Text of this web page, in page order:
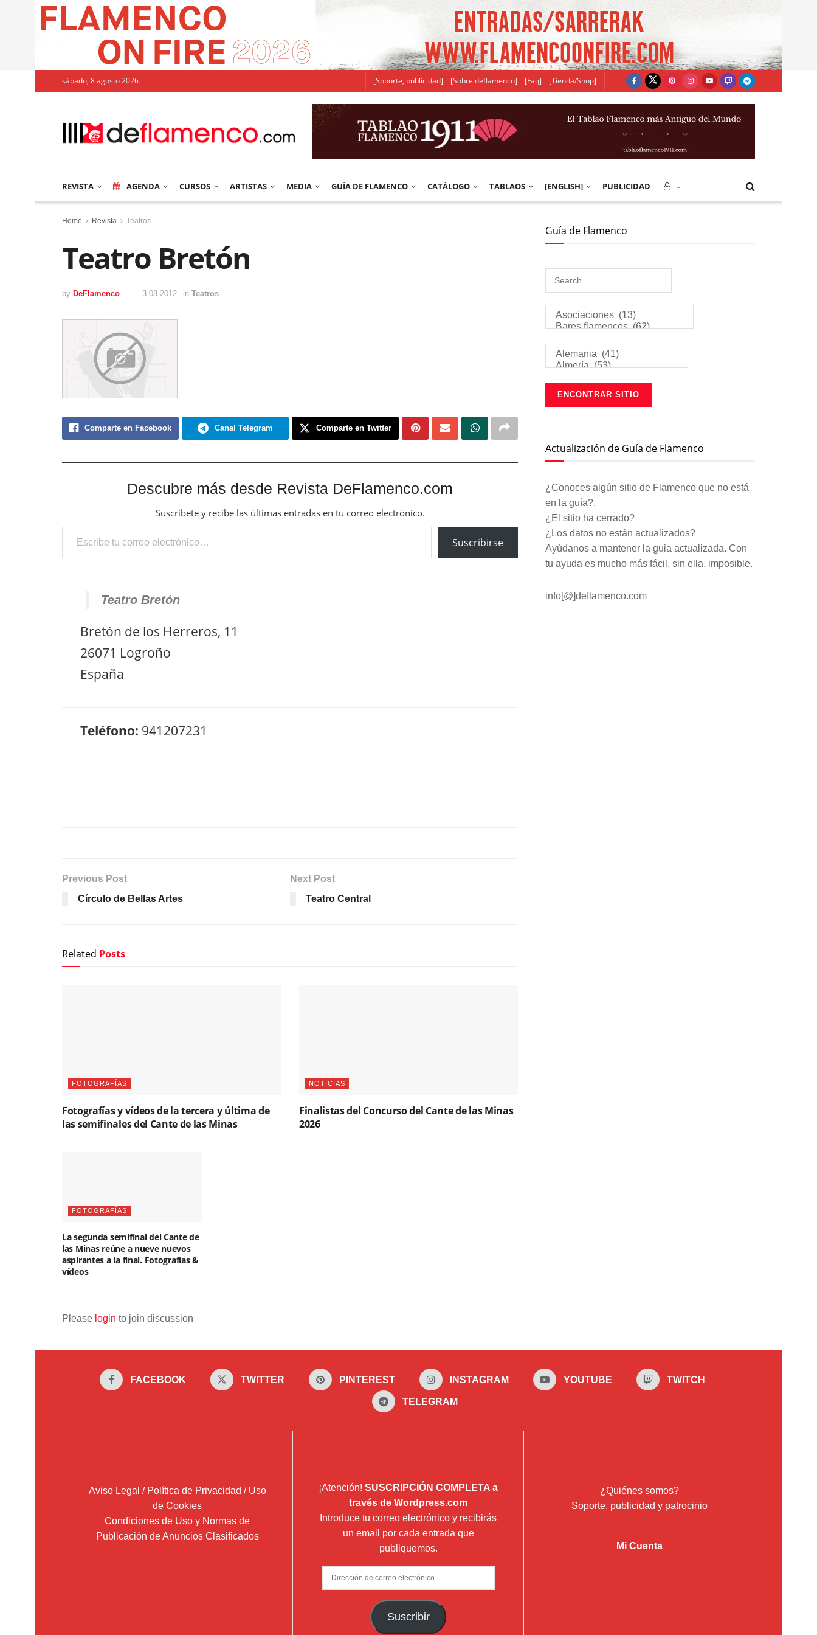
sábado, 8 agosto 2026 [Soporte, publicidad] [Sobre deflamenco] [Faq] [Tienda/Shop]
REVISTA AGENDA CURSOS ARTISTAS MEDIA GUÍA DE FLAMENCO CATÁLOGO TABLAOS [ENGLISH] PUBLICIDAD –
Home Revista Teatros
Teatro Bretón
by DeFlamenco 3 08 2012 in Teatros
Comparte en Facebook Canal Telegram Comparte en Twitter
Descubre más desde Revista DeFlamenco.com
Suscríbete y recibe las últimas entradas en tu correo electrónico.
Escribe tu correo electrónico…
Suscribirse
Teatro Bretón
Bretón de los Herreros, 11
26071 Logroño
España
Teléfono: 941207231
Previous Post
Círculo de Bellas Artes
Next Post
Teatro Central
Related Posts
FOTOGRAFÍAS
Fotografías y vídeos de la tercera y última de
las semifinales del Cante de las Minas
NOTICIAS
Finalistas del Concurso del Cante de las Minas
2026
FOTOGRAFÍAS
La segunda semifinal del Cante de
las Minas reúne a nueve nuevos
aspirantes a la final. Fotografías &
vídeos
Please login to join discussion
Guía de Flamenco
Actualización de Guía de Flamenco
¿Conoces algún sitio de Flamenco que no está
en la guía?.
¿El sitio ha cerrado?
¿Los datos no están actualizados?
Ayúdanos a mantener la guia actualizada. Con
tu ayuda es mucho más fácil, sin ella, imposible.
info[@]deflamenco.com
FACEBOOK TWITTER PINTEREST INSTAGRAM YOUTUBE TWITCH
TELEGRAM
Aviso Legal / Política de Privacidad / Uso
de Cookies
Condiciones de Uso y Normas de
Publicación de Anuncios Clasificados
¡Atención! SUSCRIPCIÓN COMPLETA a
través de Wordpress.com
Introduce tu correo electrónico y recibirás
un email por cada entrada que
publiquemos.
Dirección
de
Suscribir
¿Quiénes somos?
Soporte, publicidad y patrocinio
Mi Cuenta